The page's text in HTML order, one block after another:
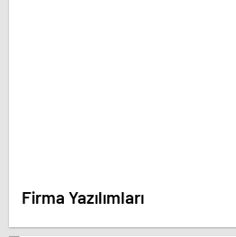
Firma Yazılımları